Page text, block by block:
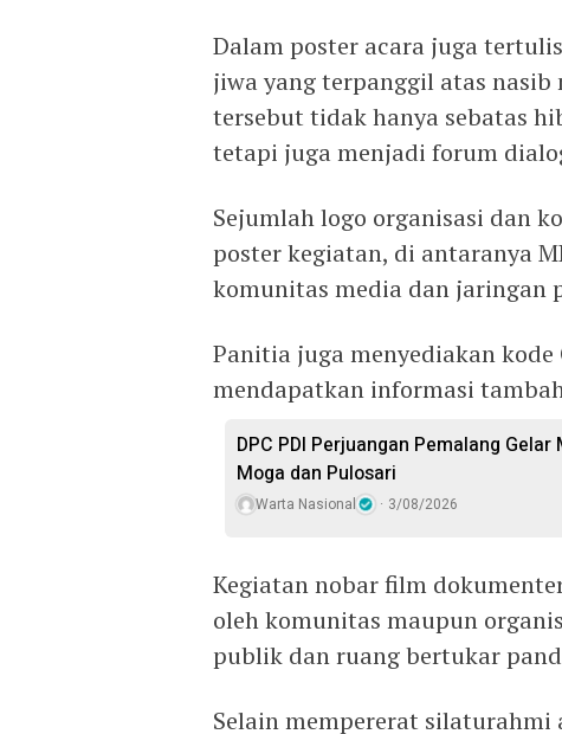
Dalam poster acara juga
jiwa yang terpanggil atas
tersebut tidak hanya sebatas
tetapi juga menjadi forum
Sejumlah logo organisasi dan
poster kegiatan, di antaranya
komunitas media dan jaringan
Panitia juga menyediakan
mendapatkan informasi
DPC PDI Perjuangan Pemalang
Moga dan Pulosari
Warta Nasional 3/08/2026
Kegiatan nobar film
oleh komunitas maupun
publik dan ruang bertukar
Selain mempererat